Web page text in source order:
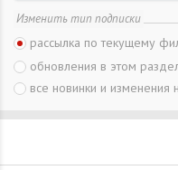
Изменить тип подписки
рассылка по текущему
обновления в этом
все новинки и изменения